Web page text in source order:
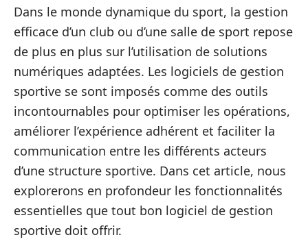
Dans le monde dynamique du sport, la gestion
efficace d’un club ou d’une salle de sport repose
de plus en plus sur l’utilisation de solutions
numériques adaptées. Les logiciels de gestion
sportive se sont imposés comme des outils
incontournables pour optimiser les opérations,
améliorer l’expérience adhérent et faciliter la
communication entre les différents acteurs
d’une structure sportive. Dans cet article, nous
explorerons en profondeur les fonctionnalités
essentielles que tout bon logiciel de gestion
sportive doit offrir.